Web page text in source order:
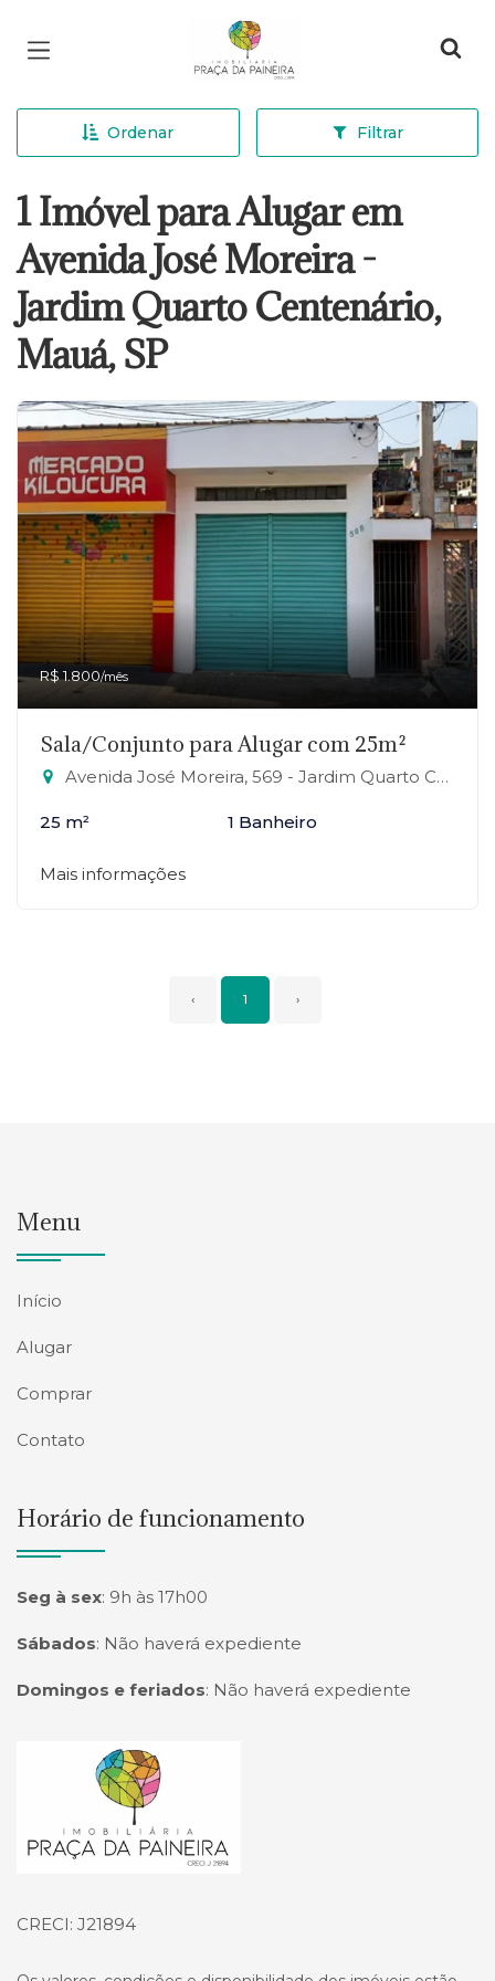
Página inicial
Ordenar Filtrar
1 Imóvel para Alugar em
Avenida José Moreira -
Jardim Quarto Centenário,
Mauá, SP
R$ 1.800/mês
Sala/Conjunto para Alugar com 25m²
Avenida José Moreira, 569 - Jardim Quarto Centenário, Mauá-SP
25 m² 1 Banheiro
Mais informações
‹ 1 ›
Menu
Início
Alugar
Comprar
Contato
Horário de funcionamento
Seg à sex: 9h às 17h00
Sábados: Não haverá expediente
Domingos e feriados: Não haverá expediente
Página inicial
CRECI: J21894